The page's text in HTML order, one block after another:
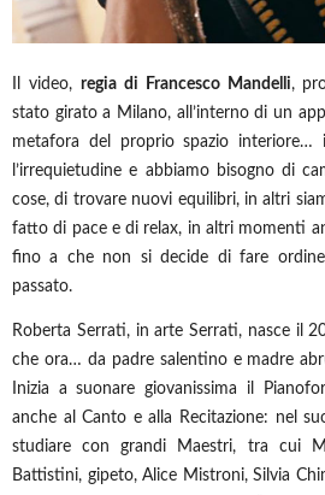
Il video, regia di Francesco Mandelli,
stato girato a Milano, all’interno di un
metafora del proprio spazio interiore…
l’irrequietudine e abbiamo bisogno di
cose, di trovare nuovi equilibri, in altri
fatto di pace e di relax, in altri momenti
fino a che non si decide di fare
passato.
Roberta Serrati, in arte Serrati, nasce il
che ora… da padre salentino e madre
Inizia a suonare giovanissima il
anche al Canto e alla Recitazione: nel
studiare con grandi Maestri, tra cui
Battistini, gipeto, Alice Mistroni, Silvia